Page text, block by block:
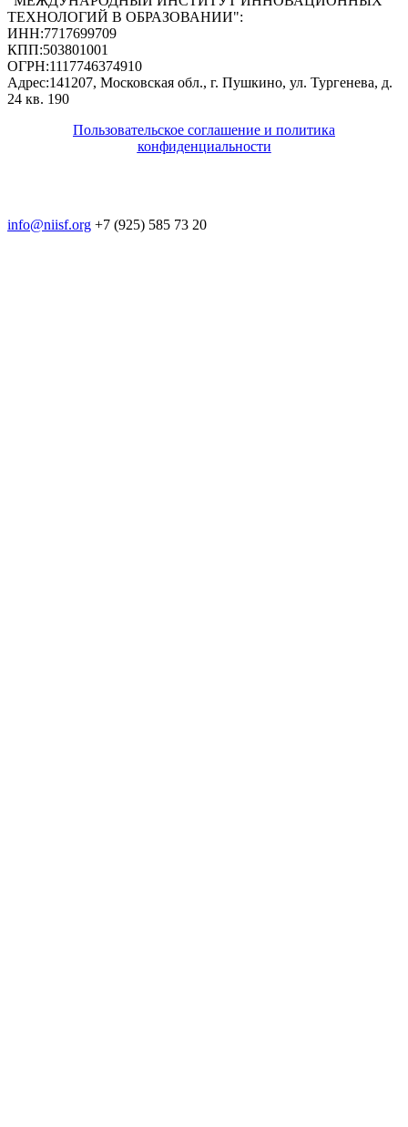
ТЕХНОЛОГИЙ В ОБРАЗОВАНИИ":
ИНН:7717699709
КПП:503801001
ОГРН:1117746374910
Адрес:141207, Московская обл., г. Пушкино, ул. Тургенева, д.
24 кв. 190
Пользовательское соглашение и политика
конфиденциальности
info@niisf.org +7 (925) 585 73 20